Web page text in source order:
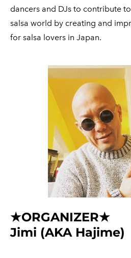
dancers and DJs to contribute
salsa world by creating and
for salsa lovers in Japan.
★ORGANIZER★
Jimi (AKA Hajime)